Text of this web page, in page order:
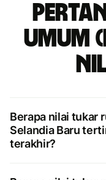
umum
Berapa nilai tukar
Selandia Baru
terakhir?